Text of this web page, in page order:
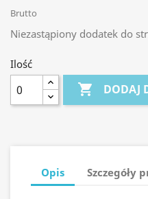
Brutto
Niezastąpiony dodatek do
Ilość
 DODAJ
Opis Szczegóły